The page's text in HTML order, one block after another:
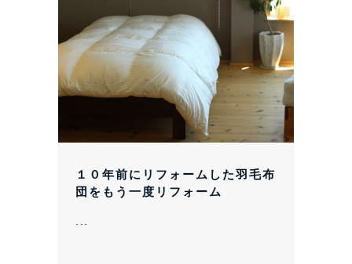
１０年前にリフォームした羽毛布
団をもう一度リフォーム